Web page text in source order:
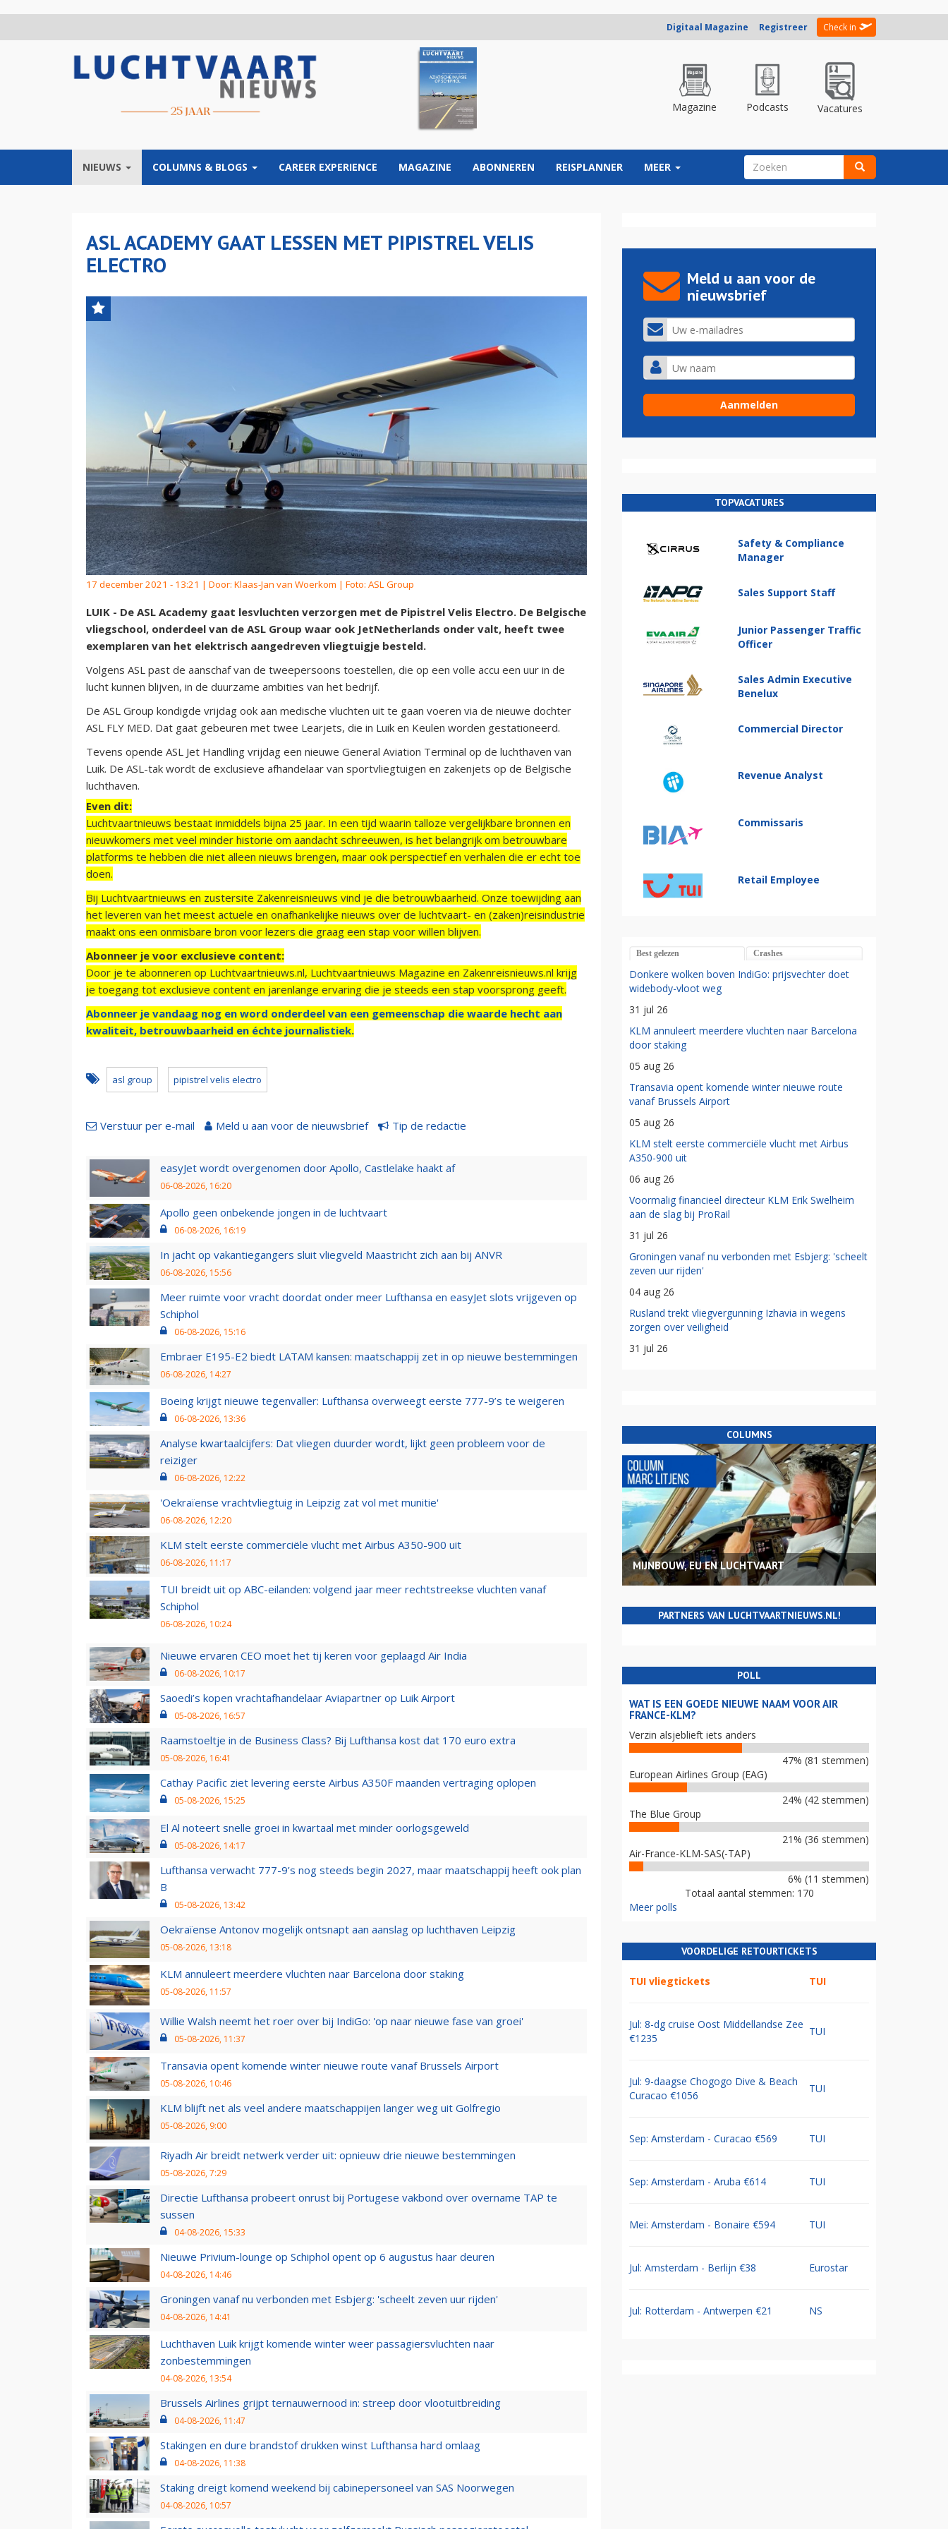
Digitaal Magazine Registreer Check in
Magazine Podcasts Vacatures
NIEUWS COLUMNS & BLOGS CAREER EXPERIENCE MAGAZINE ABONNEREN REISPLANNER MEER ZOEKVELD
ASL ACADEMY GAAT LESSEN MET PIPISTREL VELIS
ELECTRO
17 december 2021 - 13:21 | Door: Klaas-Jan van Woerkom | Foto: ASL Group
LUIK - De ASL Academy gaat lesvluchten verzorgen met de Pipistrel Velis Electro. De Belgische
vliegschool, onderdeel van de ASL Group waar ook JetNetherlands onder valt, heeft twee
exemplaren van het elektrisch aangedreven vliegtuigje besteld.
Volgens ASL past de aanschaf van de tweepersoons toestellen, die op een volle accu een uur in de
lucht kunnen blijven, in de duurzame ambities van het bedrijf.
De ASL Group kondigde vrijdag ook aan medische vluchten uit te gaan voeren via de nieuwe dochter
ASL FLY MED. Dat gaat gebeuren met twee Learjets, die in Luik en Keulen worden gestationeerd.
Tevens opende ASL Jet Handling vrijdag een nieuwe General Aviation Terminal op de luchthaven van
Luik. De ASL-tak wordt de exclusieve afhandelaar van sportvliegtuigen en zakenjets op de Belgische
luchthaven.
Even dit:
Luchtvaartnieuws bestaat inmiddels bijna 25 jaar. In een tijd waarin talloze vergelijkbare bronnen en
nieuwkomers met veel minder historie om aandacht schreeuwen, is het belangrijk om betrouwbare
platforms te hebben die niet alleen nieuws brengen, maar ook perspectief en verhalen die er echt toe
doen.
Bij Luchtvaartnieuws en zustersite Zakenreisnieuws vind je die betrouwbaarheid. Onze toewijding aan
het leveren van het meest actuele en onafhankelijke nieuws over de luchtvaart- en (zaken)reisindustrie
maakt ons een onmisbare bron voor lezers die graag een stap voor willen blijven.
Abonneer je voor exclusieve content:
Door je te abonneren op Luchtvaartnieuws.nl, Luchtvaartnieuws Magazine en Zakenreisnieuws.nl krijg
je toegang tot exclusieve content en jarenlange ervaring die je steeds een stap voorsprong geeft.
Abonneer je vandaag nog en word onderdeel van een gemeenschap die waarde hecht aan
kwaliteit, betrouwbaarheid en échte journalistiek.
asl group pipistrel velis electro
Verstuur per e-mail Meld u aan voor de nieuwsbrief Tip de redactie
easyJet wordt overgenomen door Apollo, Castlelake haakt af
06-08-2026, 16:20
Apollo geen onbekende jongen in de luchtvaart
06-08-2026, 16:19
In jacht op vakantiegangers sluit vliegveld Maastricht zich aan bij ANVR
06-08-2026, 15:56
Meer ruimte voor vracht doordat onder meer Lufthansa en easyJet slots vrijgeven op
Schiphol
06-08-2026, 15:16
Embraer E195-E2 biedt LATAM kansen: maatschappij zet in op nieuwe bestemmingen
06-08-2026, 14:27
Boeing krijgt nieuwe tegenvaller: Lufthansa overweegt eerste 777-9’s te weigeren
06-08-2026, 13:36
Analyse kwartaalcijfers: Dat vliegen duurder wordt, lijkt geen probleem voor de
reiziger
06-08-2026, 12:22
'Oekraïense vrachtvliegtuig in Leipzig zat vol met munitie'
06-08-2026, 12:20
KLM stelt eerste commerciële vlucht met Airbus A350-900 uit
06-08-2026, 11:17
TUI breidt uit op ABC-eilanden: volgend jaar meer rechtstreekse vluchten vanaf
Schiphol
06-08-2026, 10:24
Nieuwe ervaren CEO moet het tij keren voor geplaagd Air India
06-08-2026, 10:17
Saoedi’s kopen vrachtafhandelaar Aviapartner op Luik Airport
05-08-2026, 16:57
Raamstoeltje in de Business Class? Bij Lufthansa kost dat 170 euro extra
05-08-2026, 16:41
Cathay Pacific ziet levering eerste Airbus A350F maanden vertraging oplopen
05-08-2026, 15:25
El Al noteert snelle groei in kwartaal met minder oorlogsgeweld
05-08-2026, 14:17
Lufthansa verwacht 777-9’s nog steeds begin 2027, maar maatschappij heeft ook plan
B
05-08-2026, 13:42
Oekraïense Antonov mogelijk ontsnapt aan aanslag op luchthaven Leipzig
05-08-2026, 13:18
KLM annuleert meerdere vluchten naar Barcelona door staking
05-08-2026, 11:57
Willie Walsh neemt het roer over bij IndiGo: 'op naar nieuwe fase van groei'
05-08-2026, 11:37
Transavia opent komende winter nieuwe route vanaf Brussels Airport
05-08-2026, 10:46
KLM blijft net als veel andere maatschappijen langer weg uit Golfregio
05-08-2026, 9:00
Riyadh Air breidt netwerk verder uit: opnieuw drie nieuwe bestemmingen
05-08-2026, 7:29
Directie Lufthansa probeert onrust bij Portugese vakbond over overname TAP te
sussen
04-08-2026, 15:33
Nieuwe Privium-lounge op Schiphol opent op 6 augustus haar deuren
04-08-2026, 14:46
Groningen vanaf nu verbonden met Esbjerg: 'scheelt zeven uur rijden'
04-08-2026, 14:41
Luchthaven Luik krijgt komende winter weer passagiersvluchten naar
zonbestemmingen
04-08-2026, 13:54
Brussels Airlines grijpt ternauwernood in: streep door vlootuitbreiding
04-08-2026, 11:47
Stakingen en dure brandstof drukken winst Lufthansa hard omlaag
04-08-2026, 11:38
Staking dreigt komend weekend bij cabinepersoneel van SAS Noorwegen
04-08-2026, 10:57
Meld u aan voor de
nieuwsbrief
TOPVACATURES
Safety & Compliance
Manager
Sales Support Staff
Junior Passenger Traffic
Officer
Sales Admin Executive
Benelux
Commercial Director
Revenue Analyst
Commissaris
Retail Employee
Best gelezen Crashes
Donkere wolken boven IndiGo: prijsvechter doet
widebody-vloot weg
31 jul 26
KLM annuleert meerdere vluchten naar Barcelona
door staking
05 aug 26
Transavia opent komende winter nieuwe route
vanaf Brussels Airport
05 aug 26
KLM stelt eerste commerciële vlucht met Airbus
A350-900 uit
06 aug 26
Voormalig financieel directeur KLM Erik Swelheim
aan de slag bij ProRail
31 jul 26
Groningen vanaf nu verbonden met Esbjerg: 'scheelt
zeven uur rijden'
04 aug 26
Rusland trekt vliegvergunning Izhavia in wegens
zorgen over veiligheid
31 jul 26
COLUMNS
MIJNBOUW, EU EN LUCHTVAART
PARTNERS VAN LUCHTVAARTNIEUWS.NL!
POLL
WAT IS EEN GOEDE NIEUWE NAAM VOOR AIR
FRANCE-KLM?
Verzin alsjeblieft iets anders
47% (81 stemmen)
European Airlines Group (EAG)
24% (42 stemmen)
The Blue Group
21% (36 stemmen)
Air-France-KLM-SAS(-TAP)
6% (11 stemmen)
Totaal aantal stemmen: 170
Meer polls
VOORDELIGE RETOURTICKETS
TUI vliegtickets TUI
Jul: 8-dg cruise Oost Middellandse Zee
€1235
TUI
Jul: 9-daagse Chogogo Dive & Beach
Curacao €1056
TUI
Sep: Amsterdam - Curacao €569 TUI
Sep: Amsterdam - Aruba €614 TUI
Mei: Amsterdam - Bonaire €594 TUI
Jul: Amsterdam - Berlijn €38 Eurostar
Jul: Rotterdam - Antwerpen €21 NS